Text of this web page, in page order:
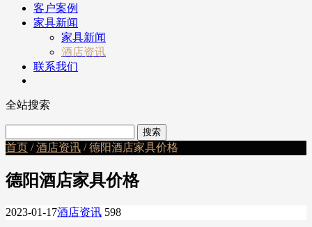
客户案例
家具新闻
家具新闻
酒店资讯
联系我们
全站搜索
首页 /酒店资讯 / 德阳酒店家具价格
德阳酒店家具价格
2023-01-17酒店资讯 598